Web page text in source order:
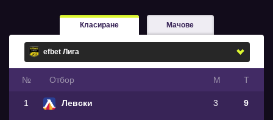
Класиране Мачове
№ Oтбор М Т
1 Левски 3 9